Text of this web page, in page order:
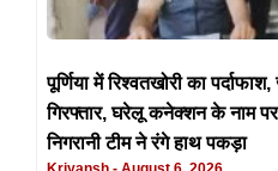
पूर्णिया में रिश्वतखोरी का
गिरफ्तार, घरेलू कनेक्शन के नाम
निगरानी टीम ने रंगे हाथ पकड़ा